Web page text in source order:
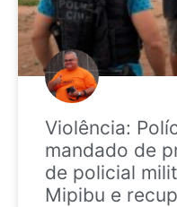
Violência:
mandado de
de policial
Mipibu e